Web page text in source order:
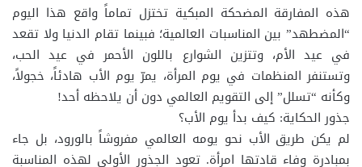
هذه المفارقة المضحكة المبكية تختزل تماماً واقع هذا اليوم
“المضطهد” بين المناسبات العالمية؛ فبينما تقام الدنيا ولا تقعد
في عيد الأم، وتتزين الشوارع باللون الأحمر في عيد الحب،
وتستنفر المنظمات في يوم المرأة، يمرّ يوم الأب هادئاً، خجولاً،
وكأنه “تسلل” إلى التقويم العالمي دون أن يلاحظه أحد!
جذور الحكاية: كيف بدأ يوم الأب؟
لم يكن طريق الأب نحو يومه العالمي مفروشاً بالورود، بل جاء
بمبادرة وفاء قادتها امرأة. تعود الجذور الأولى لهذه المناسبة